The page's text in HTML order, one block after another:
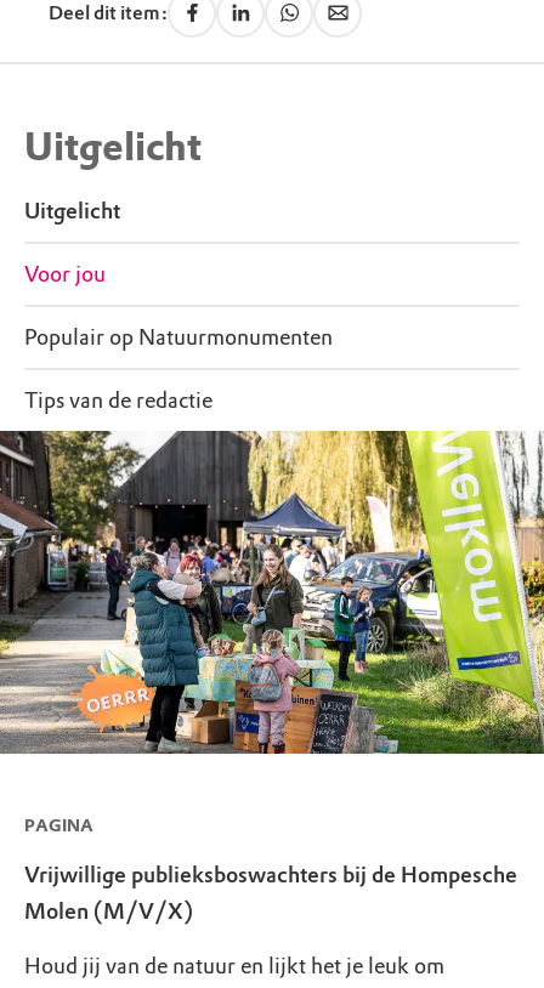
Deel dit item:
Uitgelicht
Uitgelicht
Voor jou
Populair op Natuurmonumenten
Tips van de redactie
PAGINA
Vrijwillige publieksboswachters bij de Hompesche
Molen (M/V/X)
Houd jij van de natuur en lijkt het je leuk om